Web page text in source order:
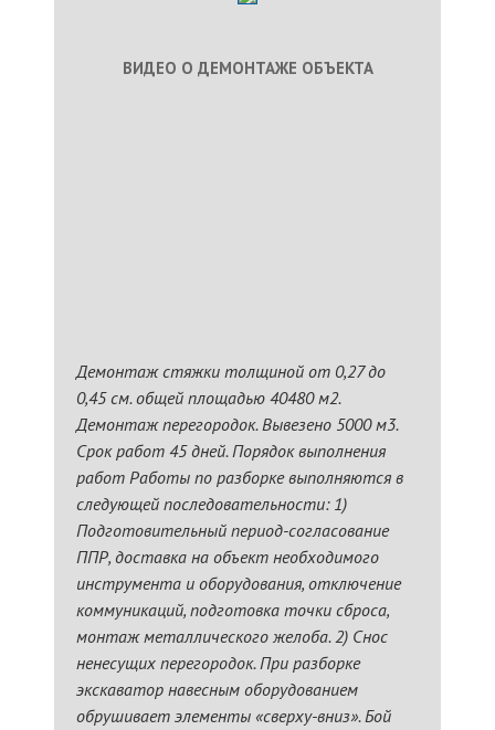
ВИДЕО О ДЕМОНТАЖЕ ОБЪЕКТА
Демонтаж стяжки толщиной от 0,27 до
0,45 см. общей площадью 40480 м2.
Демонтаж перегородок. Вывезено 5000 м3.
Срок работ 45 дней. Порядок выполнения
работ Работы по разборке выполняются в
следующей последовательности: 1)
Подготовительный период-согласование
ППР, доставка на объект необходимого
инструмента и оборудования, отключение
коммуникаций, подготовка точки сброса,
монтаж металлического желоба. 2) Снос
ненесущих перегородок. При разборке
экскаватор навесным оборудованием
обрушивает элементы «сверху-вниз». Бой